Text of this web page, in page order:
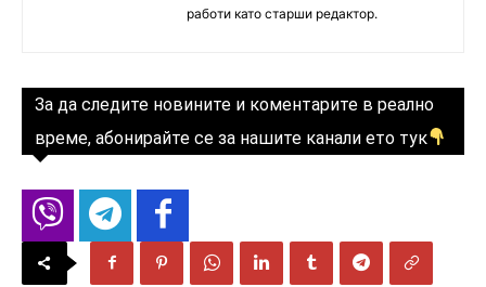
работи като старши редактор.
За да следите новините и коментарите в реално
време, абонирайте се за нашите канали ето тук